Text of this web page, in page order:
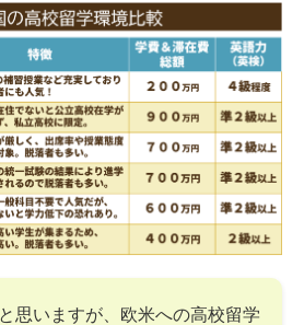
思いますが、欧米への高校留学